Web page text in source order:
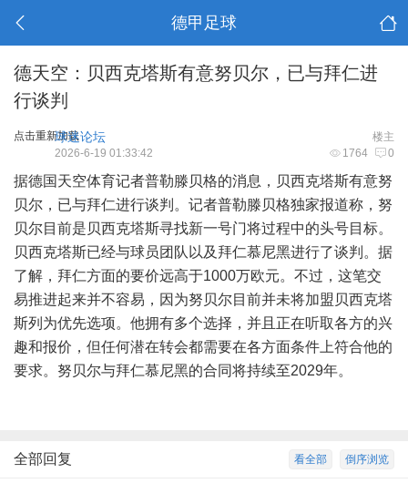
德甲足球
德天空：贝西克塔斯有意努贝尔，已与拜仁进
行谈判
点击重新加载 楼主
球迷论坛
1764 0
2026-6-19 01:33:42
据德国天空体育记者普勒滕贝格的消息，贝西克塔斯有意努
贝尔，已与拜仁进行谈判。记者普勒滕贝格独家报道称，努
贝尔目前是贝西克塔斯寻找新一号门将过程中的头号目标。
贝西克塔斯已经与球员团队以及拜仁慕尼黑进行了谈判。据
了解，拜仁方面的要价远高于1000万欧元。不过，这笔交
易推进起来并不容易，因为努贝尔目前并未将加盟贝西克塔
斯列为优先选项。他拥有多个选择，并且正在听取各方的兴
趣和报价，但任何潜在转会都需要在各方面条件上符合他的
要求。努贝尔与拜仁慕尼黑的合同将持续至2029年。
倒序浏览
看全部
全部回复